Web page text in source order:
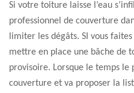
Si votre toiture laisse l’eau
professionnel de couverture
limiter les dégâts. SI vous
mettre en place une bâche de
provisoire. Lorsque le temps
couverture et va proposer la